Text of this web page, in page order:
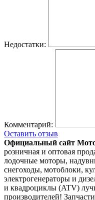
Недостатки:
Комментарий:
Оставить отзыв
Официальный сайт
розничная и оптовая
лодочные моторы,
снегоходы, мотоблоки,
электрогенераторы и
и квадроциклы (ATV)
производителей!